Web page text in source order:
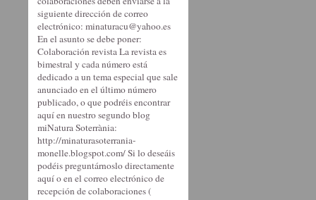
siguiente dirección de correo
electrónico: minaturacu@yahoo.es
En el asunto se debe poner:
Colaboración revista La revista es
bimestral y cada número está
dedicado a un tema especial que sale
anunciado en el último número
publicado, o que podréis encontrar
aquí en nuestro segundo blog
miNatura Soterrània:
http://minaturasoterrania-
monelle.blogspot.com/ Si lo deseáis
podéis preguntárnoslo directamente
aquí o en el correo electrónico de
recepción de colaboraciones (